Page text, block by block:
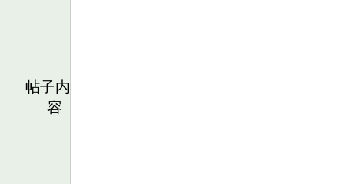
帖子内
容